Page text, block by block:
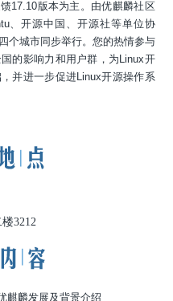
17.10版本为主。由优麒麟社区
、开源中国、开源社等单位协
个城市同步举行。您的热情参与
的影响力和用户群，为Linux开
并进一步促进Linux开源操作系
3212
麒麟发展及背景介绍